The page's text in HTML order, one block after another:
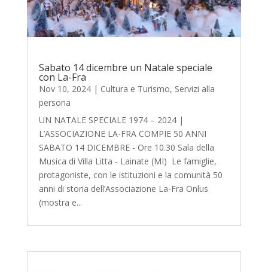
Sabato 14 dicembre un Natale speciale
con La-Fra
Nov 10, 2024| Cultura e Turismo, Servizi alla
persona
UN NATALE SPECIALE 1974 – 2024 |
L’ASSOCIAZIONE LA-FRA COMPIE 50 ANNI
SABATO 14 DICEMBRE - Ore 10.30 Sala della
Musica di Villa Litta - Lainate (MI) Le famiglie,
protagoniste, con le istituzioni e la comunità 50
anni di storia dell’Associazione La-Fra Onlus
(mostra e...